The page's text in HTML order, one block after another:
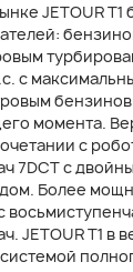
JETOUR T1
с
момента.
с
7DCT с
Более
JETOUR T1 в